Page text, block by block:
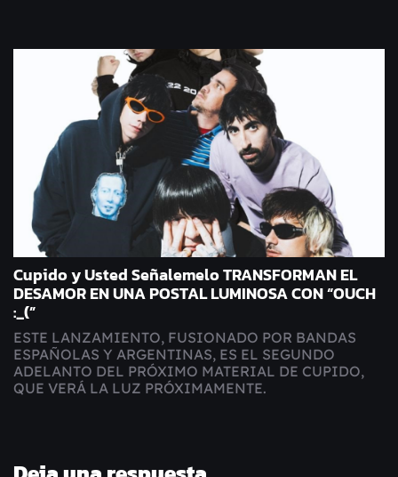
Cupido y Usted Señalemelo TRANSFORMAN EL
DESAMOR EN UNA POSTAL LUMINOSA CON “OUCH
:_(”
ESTE LANZAMIENTO, FUSIONADO POR BANDAS
ESPAÑOLAS Y ARGENTINAS, ES EL SEGUNDO
ADELANTO DEL PRÓXIMO MATERIAL DE CUPIDO,
QUE VERÁ LA LUZ PRÓXIMAMENTE.